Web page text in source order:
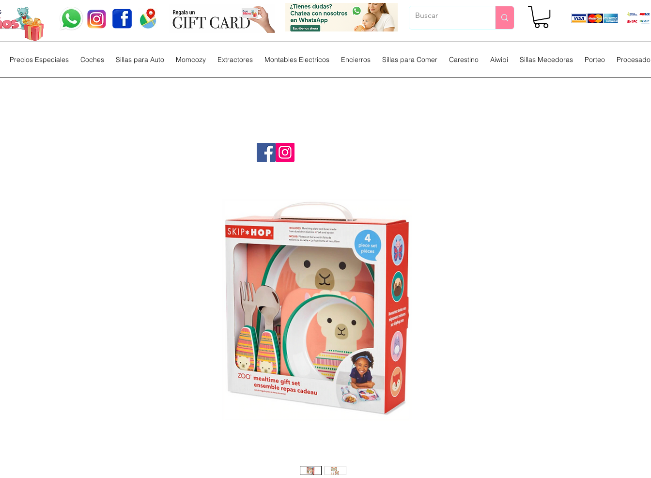
Precios Especiales Coches Sillas para Auto Momcozy Extractores Montables Electricos Encierros Sillas para Comer Carestino Aiwibi Sillas Mecedoras Porteo